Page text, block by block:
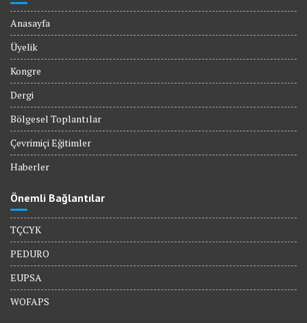
Anasayfa
Üyelik
Kongre
Dergi
Bölgesel Toplantılar
Çevrimiçi Eğitimler
Haberler
Önemli Bağlantılar
TÇCYK
PEDURO
EUPSA
WOFAPS